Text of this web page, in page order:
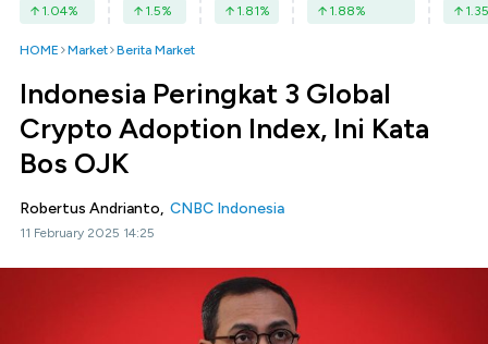
1.04% 1.5% 1.81% 1.88% 1.35
HOME Market Berita Market
Indonesia Peringkat 3 Global
Crypto Adoption Index, Ini Kata
Bos OJK
Robertus Andrianto, CNBC Indonesia
11 February 2025 14:25